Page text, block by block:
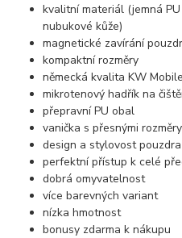
kvalitní materiál (jemná
nubukové kůže)
magnetické zavírání
kompaktní rozměry
německá kvalita KW Mobile
mikrotenový hadřík na
přepravní PU obal
vanička s přesnými
design a stylovost pouzdra
perfektní přístup k celé
dobrá omyvatelnost
více barevných variant
nízka hmotnost
bonusy zdarma k nákupu